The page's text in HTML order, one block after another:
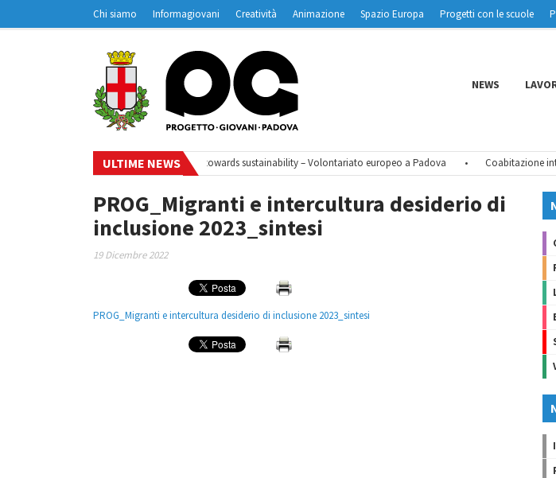
Chi siamo Informagiovani Creatività Animazione Spazio Europa Progetti con le scuole
Contatti
Padovanet
NEWS
ULTIME NEWS
Your small steps towards sustainability – Volontariato europeo a Padova Coabitazione
PROG_Migranti e intercultura desiderio di
inclusione 2023_sintesi
19 Dicembre 2022
PROG_Migranti e intercultura desiderio di inclusione 2023_sintesi